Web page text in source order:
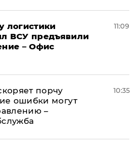
логистики
ВСУ предъявили
– Офис
11:09
порчу
ошибки могут
–
10:35